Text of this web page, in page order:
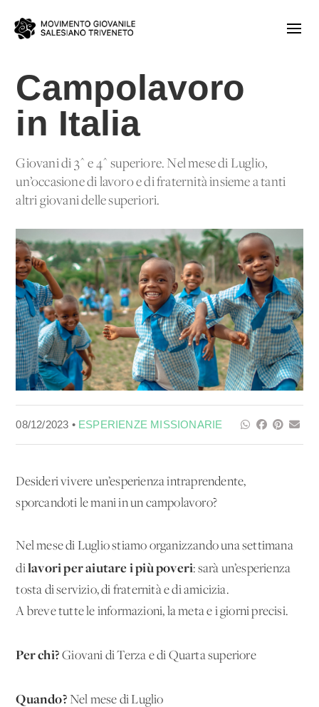
Campolavoro
in Italia
Giovani di 3^ e 4^ superiore. Nel mese di Luglio,
un’occasione di lavoro e di fraternità insieme a tanti
altri giovani delle superiori.
08/12/2023 • ESPERIENZE MISSIONARIE
Desideri vivere un’esperienza intraprendente,
sporcandoti le mani in un campolavoro?
Nel mese di Luglio stiamo organizzando una settimana
dilavori per aiutare i più poveri: sarà un’esperienza
tosta di servizio, di fraternità e di amicizia.
A breve tutte le informazioni, la meta e i giorni precisi.
Per chi? Giovani di Terza e di Quarta superiore
Quando? Nel mese di Luglio